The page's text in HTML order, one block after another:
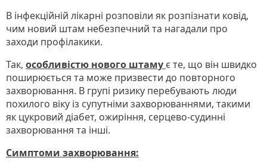
В інфекційній лікарні розповіли як розпізнати ковід,
чим новий штам небезпечний та нагадали про
заходи профілакики.
Так, особливістю нового штаму є те, що він швидко
поширюється та може призвести до повторного
захворювання. В групі ризику перебувають люди
похилого віку із супутніми захворюваннями, такими
як цукровий діабет, ожиріння, серцево-судинні
захворювання та інші.
Симптоми захворювання: